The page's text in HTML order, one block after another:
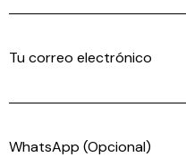
Tu correo electrónico
WhatsApp (Opcional)